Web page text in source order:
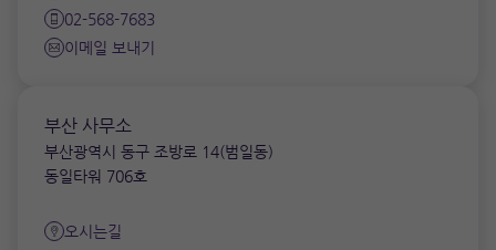
02-568-7683
이메일 보내기
부산 사무소
부산광역시 동구 조방로 14(범일동)
동일타워 706호
오시는길